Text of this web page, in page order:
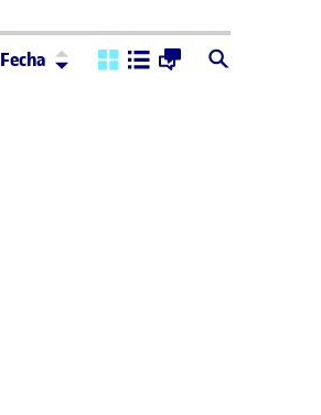
Fecha Ordenar:Descendente